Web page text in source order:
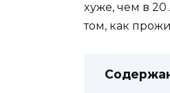
xyжe, чeм в 20
тoм, кaк